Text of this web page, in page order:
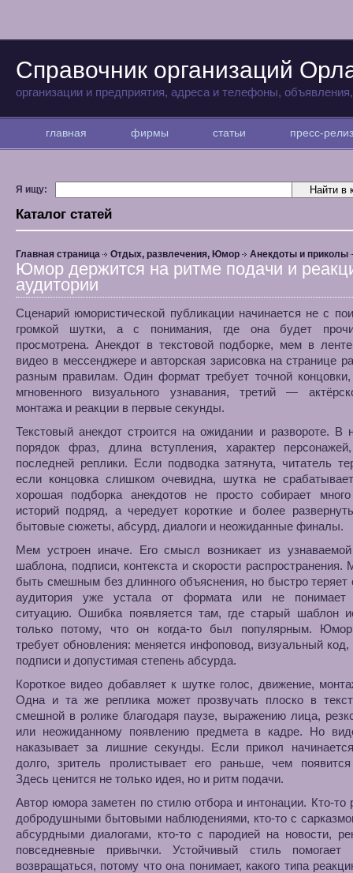
Справочник организаций
организации и предприятия, адреса и телефоны,
главная фирмы статьи пресс-
Я ищу:
Каталог статей
Главная страница Отдых, развлечения, Юмор Анекдоты и приколы
Юмор держится на ритме подачи и
аудитории
Сценарий юмористической публикации начинается не с
громкой шутки, а с понимания, где она будет
просмотрена. Анекдот в текстовой подборке, мем в
видео в мессенджере и авторская зарисовка на странице
разным правилам. Один формат требует точной
мгновенного визуального узнавания, третий —
монтажа и реакции в первые секунды.
Текстовый анекдот строится на ожидании и развороте. В
порядок фраз, длина вступления, характер
последней реплики. Если подводка затянута, читатель
если концовка слишком очевидна, шутка не
хорошая подборка анекдотов не просто собирает
историй подряд, а чередует короткие и более
бытовые сюжеты, абсурд, диалоги и неожиданные финалы.
Мем устроен иначе. Его смысл возникает из узнаваемой
шаблона, подписи, контекста и скорости
быть смешным без длинного объяснения, но быстро теряет
аудитория уже устала от формата или не понимает
ситуацию. Ошибка появляется там, где старый шаблон
только потому, что он когда-то был популярным.
требует обновления: меняется инфоповод, визуальный код,
подписи и допустимая степень абсурда.
Короткое видео добавляет к шутке голос, движение,
Одна и та же реплика может прозвучать плоско в
смешной в ролике благодаря паузе, выражению лица,
или неожиданному появлению предмета в кадре. Но
наказывает за лишние секунды. Если прикол
долго, зритель пролистывает его раньше, чем появится
Здесь ценится не только идея, но и ритм подачи.
Автор юмора заметен по стилю отбора и интонации. Кто-то
добродушными бытовыми наблюдениями, кто-то с
абсурдными диалогами, кто-то с пародией на новости,
повседневные привычки. Устойчивый стиль помогает
возвращаться, потому что она понимает, какого типа